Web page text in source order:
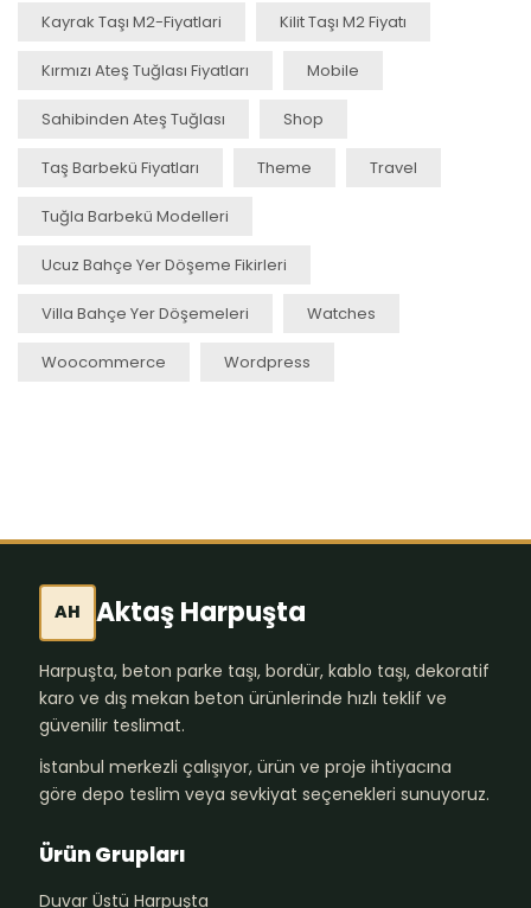
Kayrak Taşı M2-Fiyatlari Kilit Taşı M2 Fiyatı
Kırmızı Ateş Tuğlası Fiyatları Mobile
Sahibinden Ateş Tuğlası Shop
Taş Barbekü Fiyatları Theme Travel
Tuğla Barbekü Modelleri
Ucuz Bahçe Yer Döşeme Fikirleri
Villa Bahçe Yer Döşemeleri Watches
Woocommerce Wordpress
AH Aktaş Harpuşta
Harpuşta, beton parke taşı, bordür, kablo taşı, dekoratif
karo ve dış mekan beton ürünlerinde hızlı teklif ve
güvenilir teslimat.
İstanbul merkezli çalışıyor, ürün ve proje ihtiyacına
göre depo teslim veya sevkiyat seçenekleri sunuyoruz.
Ürün Grupları
Duvar Üstü Harpuşta